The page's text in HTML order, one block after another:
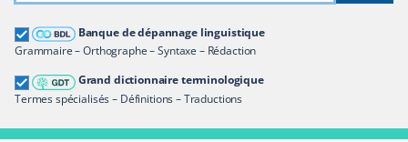
Banque de dépannage linguistique
Grammaire – Orthographe – Syntaxe – Rédaction
Grand dictionnaire terminologique
Termes spécialisés – Définitions – Traductions
Grand dictionnaire terminologique
Restreindre aux termes